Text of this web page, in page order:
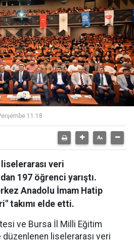
11:18
veri
197 öğrenci yarıştı.
Anadolu İmam Hatip
takımı elde etti.
ve Bursa İl Milli Eğitim
liselerarası veri